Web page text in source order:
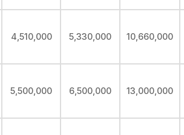
4,510,000 5,330,000 10,660,000
5,500,000 6,500,000 13,000,000